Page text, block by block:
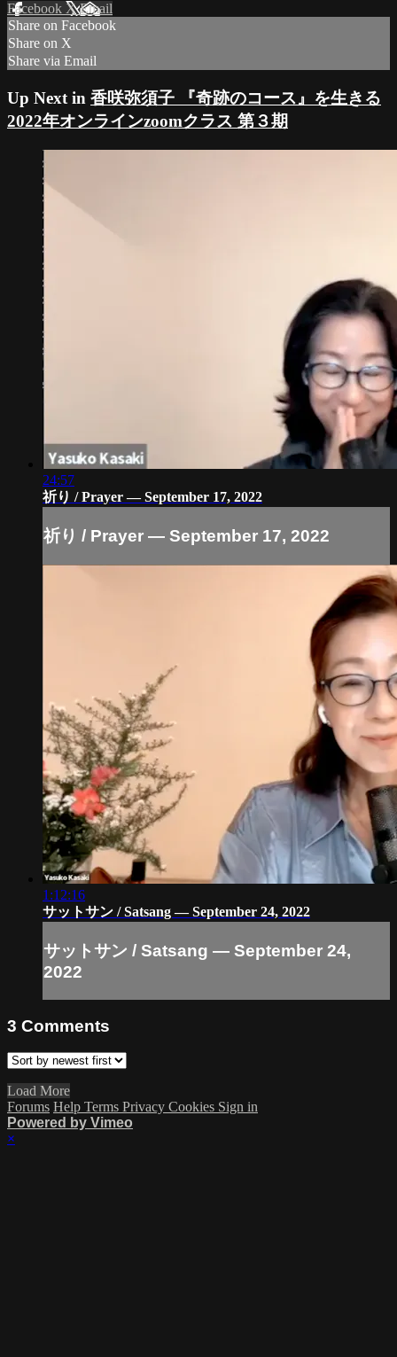
Facebook XEmail
Share on Facebook
Share on X
Share via Email
Up Next in 香咲弥須子 『奇跡のコース』を生きる
2022年オンラインzoomクラス 第３期
24:57
祈り / Prayer — September 17, 2022
祈り / Prayer — September 17, 2022
1:12:16
サットサン / Satsang — September 24, 2022
サットサン / Satsang — September 24,
2022
3 Comments
Load More
Forums Help Terms Privacy Cookies Sign in
Powered by Vimeo
×